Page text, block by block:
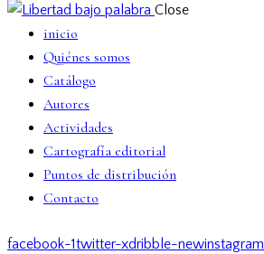
Close
inicio
Quiénes somos
Catálogo
Autores
Actividades
Cartografía editorial
Puntos de distribución
Contacto
facebook-1twitter-xdribble-newinstagram